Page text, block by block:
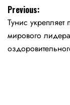
Навигация
по
записям
Previous:
Тунис укрепляет
мирового